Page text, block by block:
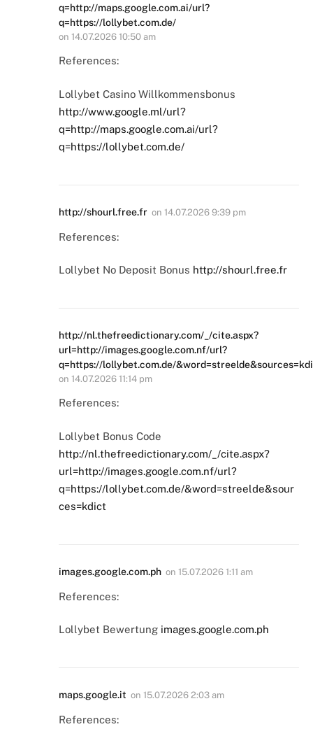
q=http://maps.google.com.ai/url?
q=https://lollybet.com.de/
on 14.07.2026 10:50 am
References:
Lollybet Casino Willkommensbonus
http://www.google.ml/url?
q=http://maps.google.com.ai/url?
q=https://lollybet.com.de/
http://shourl.free.fr on 14.07.2026 9:39 pm
References:
Lollybet No Deposit Bonus http://shourl.free.fr
http://nl.thefreedictionary.com/_/cite.aspx?
url=http://images.google.com.nf/url?
q=https://lollybet.com.de/
on 14.07.2026 11:14 pm
References:
Lollybet Bonus Code
http://nl.thefreedictionary.com/_/cite.aspx?
url=http://images.google.com.nf/url?
q=https://lollybet.com.de/&word=streelde&sour
ces=kdict
images.google.com.ph on 15.07.2026 1:11 am
References:
Lollybet Bewertung images.google.com.ph
maps.google.it on 15.07.2026 2:03 am
References: